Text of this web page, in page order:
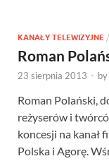
KANAŁY TELEWIZYJNE /
Roman
23 sierpnia 2013 - by
Roman Polański,
reżyserów i
koncesji na kanał
Polska i Agorę.